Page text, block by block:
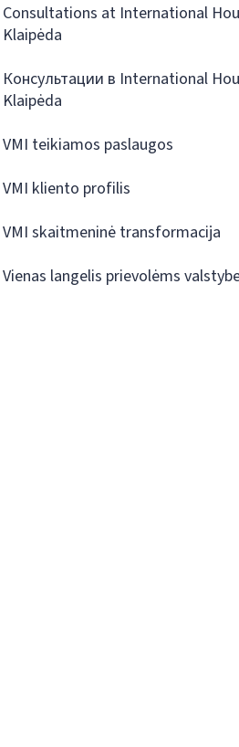
Consultations at International
Klaipėda
Консультации в International
Klaipėda
VMI teikiamos paslaugos
VMI kliento profilis
VMI skaitmeninė transformacija
Vienas langelis prievolėms